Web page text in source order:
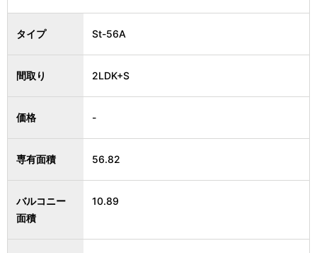
タイプ St-56A
間取り 2LDK+S
価格 -
専有面積 56.82
バルコニー
面積
10.89